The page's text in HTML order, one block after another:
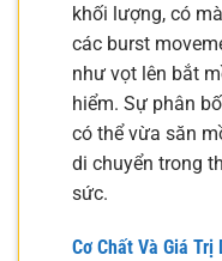
khối lượng, có
các burst
như vọt lên bắt
hiểm. Sự phân
có thể vừa săn
di chuyển trong
sức.
Cơ Chất Và Giá Trị